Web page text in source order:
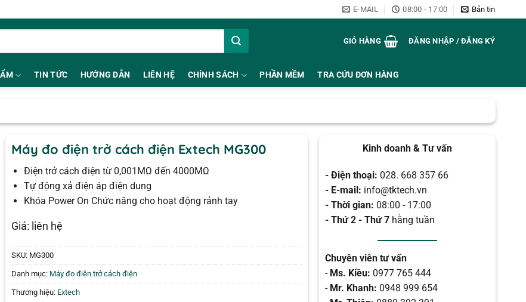
E-MAIL 08:00 - 17:00 Bản tin
GIỎ HÀNG ĐĂNG NHẬP / ĐĂNG KÝ
TIN TỨC HƯỚNG DẪN LIÊN HỆ CHÍNH SÁCH PHẦN MỀM TRA CỨU ĐƠN HÀNG
Máy đo điện trở cách điện Extech MG300
Điện trở cách điện từ 0,001MΩ đến 4000MΩ
Tự động xả điện áp điện dung
Khóa Power On Chức năng cho hoạt động rảnh tay
Giá: liên hệ
SKU: MG300
Danh mục: Máy đo điện trở cách điện
Thương hiệu: Extech
Kinh doanh & Tư vấn
- Điện thoại: 028. 668 357 66
- E-mail: info@tktech.vn
- Thời gian: 08:00 - 17:00
- Thứ 2 - Thứ 7 hằng tuần
Chuyên viên tư vấn
- Ms. Kiều: 0977 765 444
- Mr. Khanh: 0948 999 654